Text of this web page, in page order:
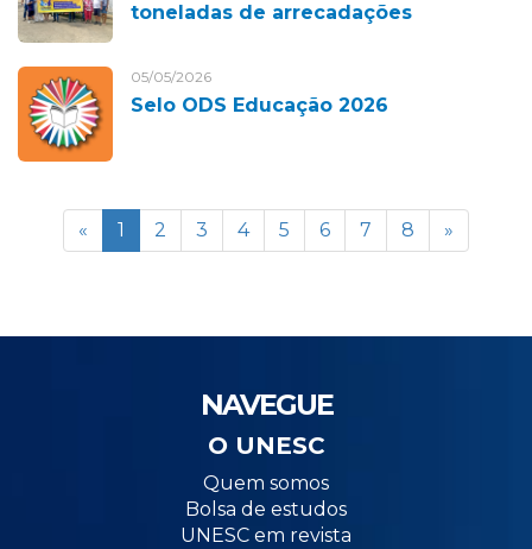
toneladas de arrecadações
05/05/2026
Selo ODS Educação 2026
« 1 2 3 4 5 6 7 8 »
NAVEGUE
O UNESC
Quem somos
Bolsa de estudos
UNESC em revista